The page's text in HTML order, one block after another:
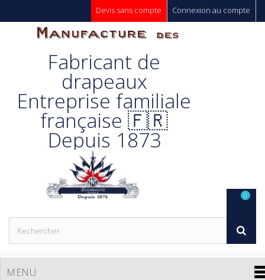
Connexion au compte
Devis sans compte
Manufacture
Des
Drapeaux
Unic s.a.
Fabricant de
drapeaux
Entreprise familiale
française 🇫🇷
Depuis 1873
MENU
0